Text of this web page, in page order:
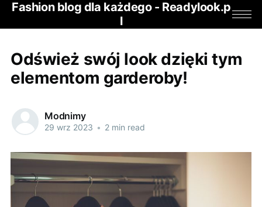
Fashion blog dla każdego - Readylook.p
l
Odśwież swój look dzięki tym
elementom garderoby!
Modnimy
29 wrz 2023 • 2 min read